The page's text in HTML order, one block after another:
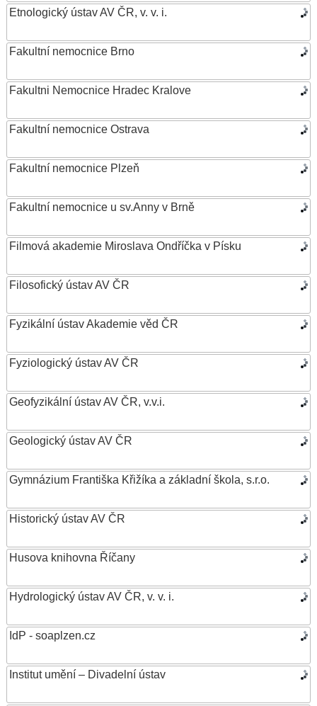
Etnologický ústav AV ČR, v. v. i.
Fakultní nemocnice Brno
Fakultni Nemocnice Hradec Kralove
Fakultní nemocnice Ostrava
Fakultní nemocnice Plzeň
Fakultní nemocnice u sv.Anny v Brně
Filmová akademie Miroslava Ondříčka v Písku
Filosofický ústav AV ČR
Fyzikální ústav Akademie věd ČR
Fyziologický ústav AV ČR
Geofyzikální ústav AV ČR, v.v.i.
Geologický ústav AV ČR
Gymnázium Františka Křižíka a základní škola, s.r.o.
Historický ústav AV ČR
Husova knihovna Říčany
Hydrologický ústav AV ČR, v. v. i.
IdP - soaplzen.cz
Institut umění – Divadelní ústav